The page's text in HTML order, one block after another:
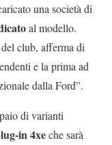
una società di
al modello.
club, afferma di
e la prima ad
dalla Ford”.
di varianti
in 4xeche sarà